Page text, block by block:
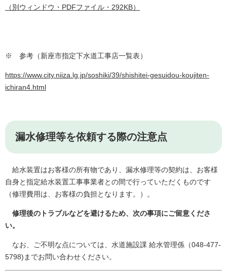
（別ウィンドウ・PDFファイル・292KB）
※ 参考（新座市指定下水道工事店一覧表）
https://www.city.niiza.lg.jp/soshiki/39/shishitei-gesuidou-koujiten-
ichiran4.html
漏水修理等を依頼する際の注意点
給水装置はお客様の所有物であり、漏水修理等の契約は、お客様
自身と指定給水装置工事事業者との間で行っていただくものです
（修理費用は、お客様の負担となります。）。
修理後のトラブルなどを避けるため、次の事項にご留意くださ
い。
なお、ご不明な点については、水道施設課 給水管理係（048-477-
5798)までお問い合わせください。